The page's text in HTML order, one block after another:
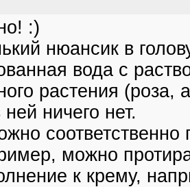
:)
нюансик в
вода с
растения
ничего нет.
можно
к крему,